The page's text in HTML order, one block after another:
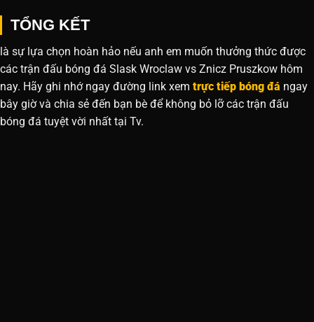
TỔNG KẾT
là sự lựa chọn hoàn hảo nếu anh em muốn thưởng thức được
các trận đấu bóng đá Slask Wroclaw vs Znicz Pruszkow hôm
nay. Hãy ghi nhớ ngay đường link xem trực tiếp bóng đá ngay
bây giờ và chia sẻ đến bạn bè để không bỏ lỡ các trận đấu
bóng đá tuyệt vời nhất tại Tv.